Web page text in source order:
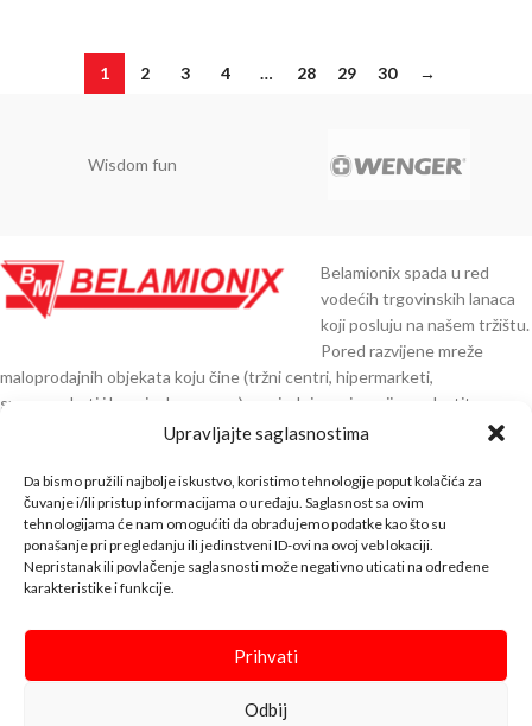
Upravljajte saglasnostima
Da bismo pružili najbolje iskustvo, koristimo tehnologije poput kolačića za
čuvanje i/ili pristup informacijama o uređaju. Saglasnost sa ovim
tehnologijama će nam omogućiti da obrađujemo podatke kao što su
ponašanje pri pregledanju ili jedinstveni ID-ovi na ovoj veb lokaciji.
Nepristanak ili povlačenje saglasnosti može negativno uticati na određene
karakteristike i funkcije.
Prihvati
Odbij
1 2 3 4 … 28 29 30 →
Wisdom fun
Belamionix spada u red
vodećih trgovinskih lanaca
koji posluju na našem tržištu.
Pored razvijene mreže
maloprodajnih objekata koju čine (tržni centri, hipermarketi,
supermarketi i benzinske pumpe), posjedujemo i razvijenu vlastitu
distribuciju preko 30.000 artikala čiji smo direktni uvoznici iz Njemačke,
KNTAKT INFO
BELA SHOP
Bela Shop© 2023 Design with ♥ by